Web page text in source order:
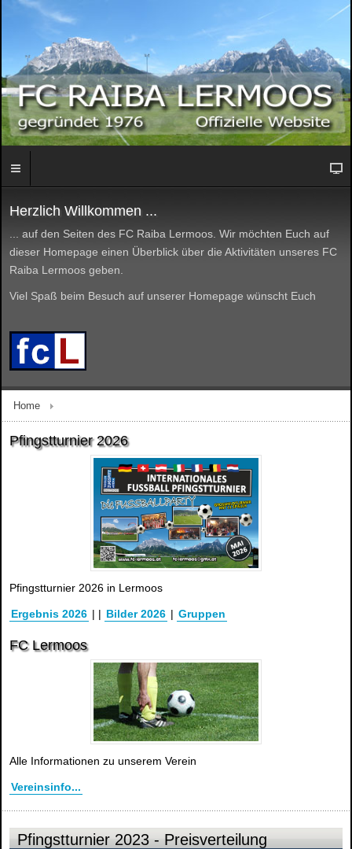
Herzlich Willkommen ...
... auf den Seiten des FC Raiba Lermoos. Wir möchten Euch auf
dieser Homepage einen Überblick über die Aktivitäten unseres FC
Raiba Lermoos geben.
Viel Spaß beim Besuch auf unserer Homepage wünscht Euch
Home
Pfingstturnier 2026
Pfingstturnier 2026 in Lermoos
Ergebnis 2026 | | Bilder 2026 | Gruppen
FC Lermoos
Alle Informationen zu unserem Verein
Vereinsinfo...
Pfingstturnier 2023 - Preisverteilung